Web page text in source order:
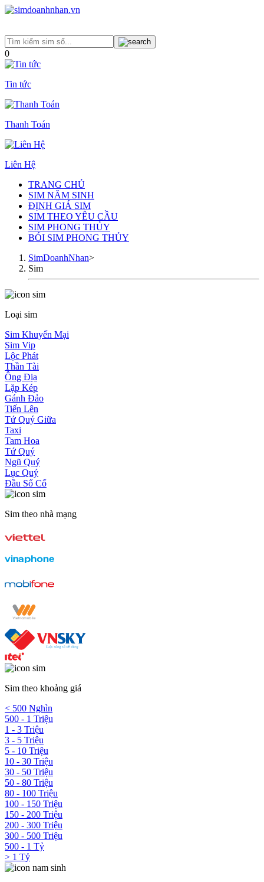
0
Tin tức
Thanh Toán
Liên Hệ
TRANG CHỦ
SIM NĂM SINH
ĐỊNH GIÁ SIM
SIM THEO YÊU CẦU
SIM PHONG THỦY
BÓI SIM PHONG THỦY
SimDoanhNhan>
Sim
Loại sim
Sim Khuyến Mại
Sim Vip
Lộc Phát
Thần Tài
Ông Địa
Lặp Kép
Gánh Đảo
Tiến Lên
Tứ Quý Giữa
Taxi
Tam Hoa
Tứ Quý
Ngũ Quý
Lục Quý
Đầu Số Cổ
Sim theo nhà mạng
Sim theo khoảng giá
< 500 Nghìn
500 - 1 Triệu
1 - 3 Triệu
3 - 5 Triệu
5 - 10 Triệu
10 - 30 Triệu
30 - 50 Triệu
50 - 80 Triệu
80 - 100 Triệu
100 - 150 Triệu
150 - 200 Triệu
200 - 300 Triệu
300 - 500 Triệu
500 - 1 Tỷ
> 1 Tỷ